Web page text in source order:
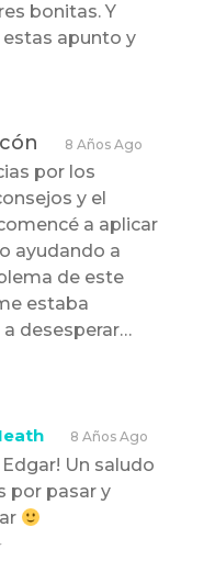
bonitas. Y
apunto y
8 Años Ago
por los
y el
a aplicar
ayudando a
de este
estaba
desesperar…
8 Años Ago
Edgar! Un saludo
por pasar y